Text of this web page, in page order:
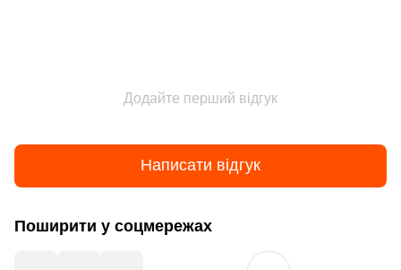
Додайте перший відгук
Написати відгук
Поширити у соцмережах